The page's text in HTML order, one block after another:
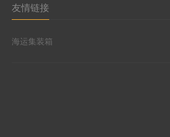
友情链接
海运集装箱